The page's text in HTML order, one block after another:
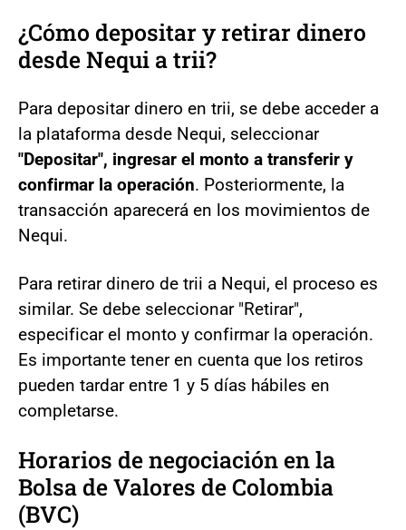
¿Cómo depositar y retirar dinero
desde Nequi a trii?
Para depositar dinero en trii, se debe acceder a
la plataforma desde Nequi, seleccionar
"Depositar", ingresar el monto a transferir y
confirmar la operación. Posteriormente, la
transacción aparecerá en los movimientos de
Nequi.
Para retirar dinero de trii a Nequi, el proceso es
similar. Se debe seleccionar "Retirar",
especificar el monto y confirmar la operación.
Es importante tener en cuenta que los retiros
pueden tardar entre 1 y 5 días hábiles en
completarse.
Horarios de negociación en la
Bolsa de Valores de Colombia
(BVC)